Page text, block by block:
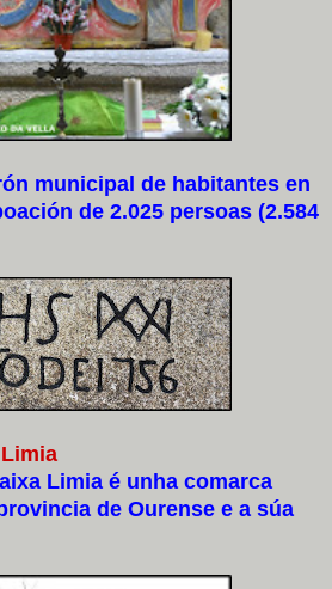
municipal de habitantes en
de 2.025 persoas (2.584
Limia é unha comarca
de Ourense e a súa